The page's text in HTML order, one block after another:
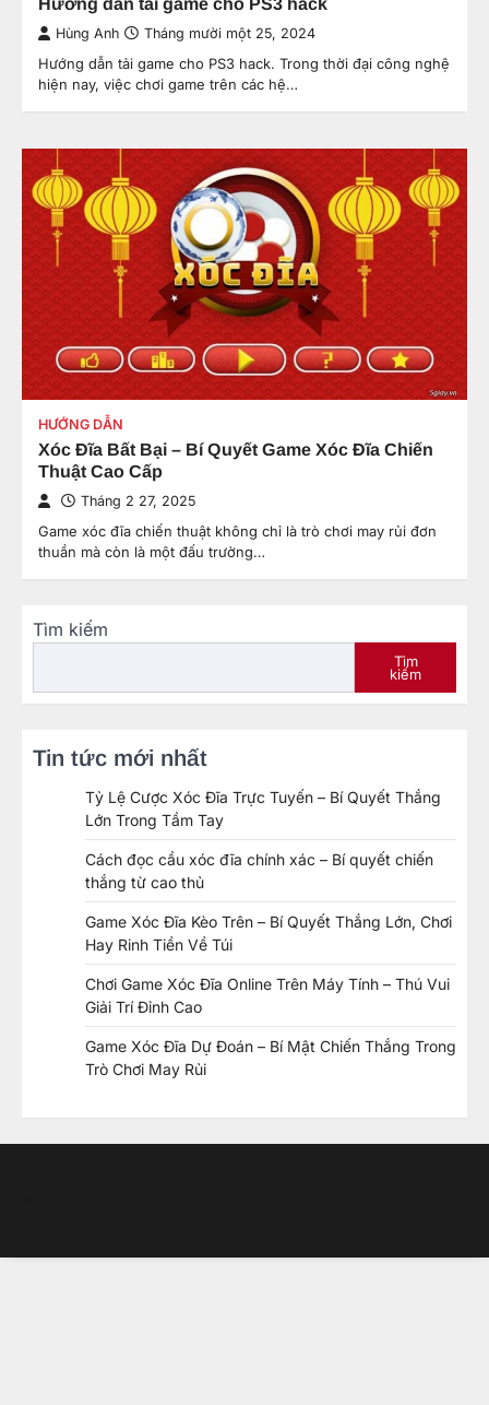
Hùng Anh Tháng mười một 25, 2024
Hướng dẫn tải game cho PS3 hack. Trong thời đại công nghệ
hiện nay, việc chơi game trên các hệ…
HƯỚNG DẪN
Xóc Đĩa Bất Bại – Bí Quyết Game Xóc Đĩa Chiến
Thuật Cao Cấp
Tháng 2 27, 2025
Game xóc đĩa chiến thuật không chỉ là trò chơi may rủi đơn
thuần mà còn là một đấu trường…
Tìm kiếm
Tìm
kiếm
Tin tức mới nhất
Tỷ Lệ Cược Xóc Đĩa Trực Tuyến – Bí Quyết Thắng
Lớn Trong Tầm Tay
Cách đọc cầu xóc đĩa chính xác – Bí quyết chiến
thắng từ cao thủ
Game Xóc Đĩa Kèo Trên – Bí Quyết Thắng Lớn, Chơi
Hay Rinh Tiền Về Túi
Chơi Game Xóc Đĩa Online Trên Máy Tính – Thú Vui
Giải Trí Đỉnh Cao
Game Xóc Đĩa Dự Đoán – Bí Mật Chiến Thắng Trong
Trò Chơi May Rủi